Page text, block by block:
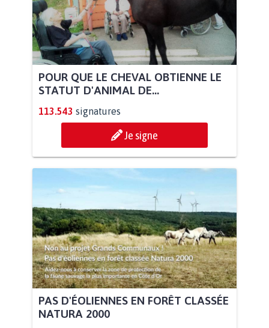
POUR QUE LE CHEVAL OBTIENNE LE
STATUT D'ANIMAL DE...
113.543 signatures
Je signe
PAS D'ÉOLIENNES EN FORÊT CLASSÉE
NATURA 2000